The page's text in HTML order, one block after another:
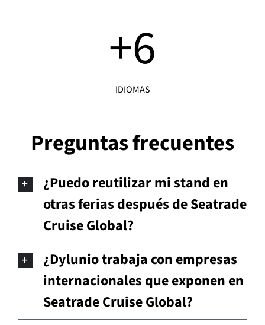
+6
IDIOMAS
Preguntas frecuentes
¿Puedo reutilizar mi stand en
otras ferias después de Seatrade
Cruise Global?
¿Dylunio trabaja con empresas
internacionales que exponen en
Seatrade Cruise Global?